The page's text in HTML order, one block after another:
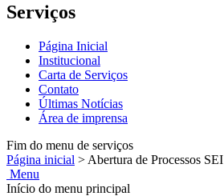
Serviços
Página Inicial
Institucional
Carta de Serviços
Contato
Últimas Notícias
Área de imprensa
Fim do menu de serviços
Página inicial > Abertura de Processos SEI
Menu
Início do menu principal